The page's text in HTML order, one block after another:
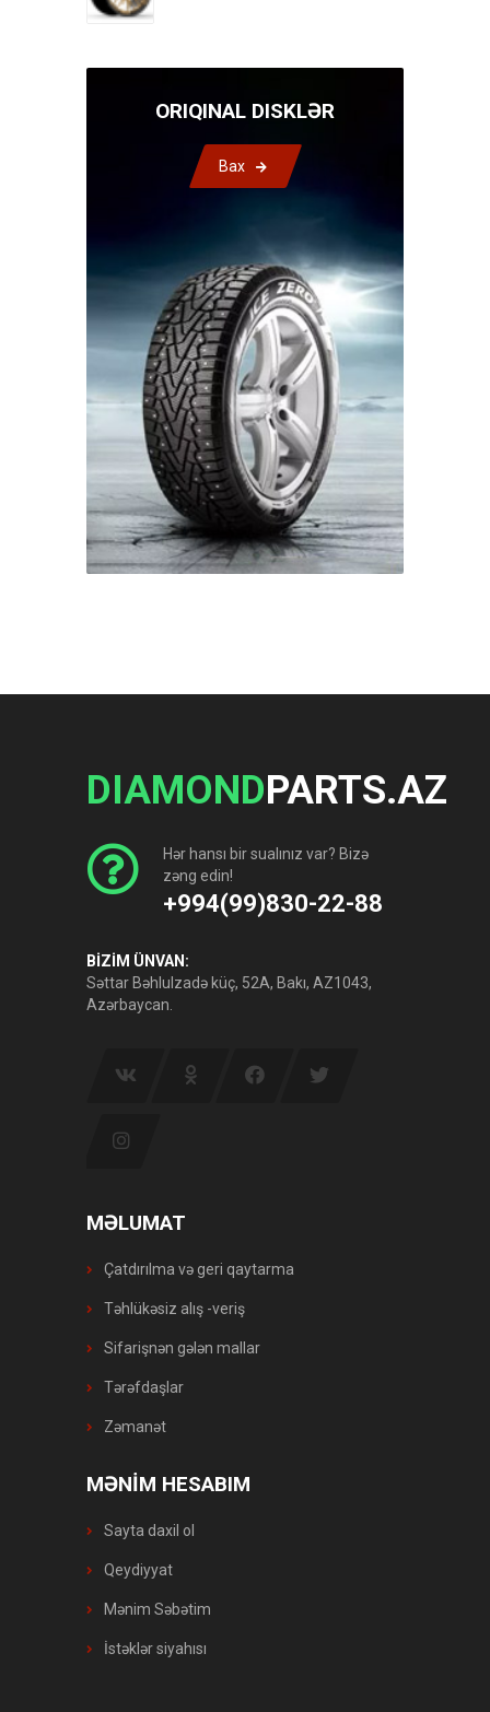
ORIQINAL DISKLƏR
Bax
DIAMONDPARTS.AZ
Hər hansı bir sualınız var? Bizə
zəng edin!
+994(99)830-22-88
BİZİM ÜNVAN:
Səttar Bəhlulzadə küç, 52A, Bakı, AZ1043,
Azərbaycan.
MƏLUMAT
Çatdırılma və geri qaytarma
Təhlükəsiz alış -veriş
Sifarişnən gələn mallar
Tərəfdaşlar
Zəmanət
MƏNİM HESABIM
Sayta daxil ol
Qeydiyyat
Mənim Səbətim
İstəklər siyahısı